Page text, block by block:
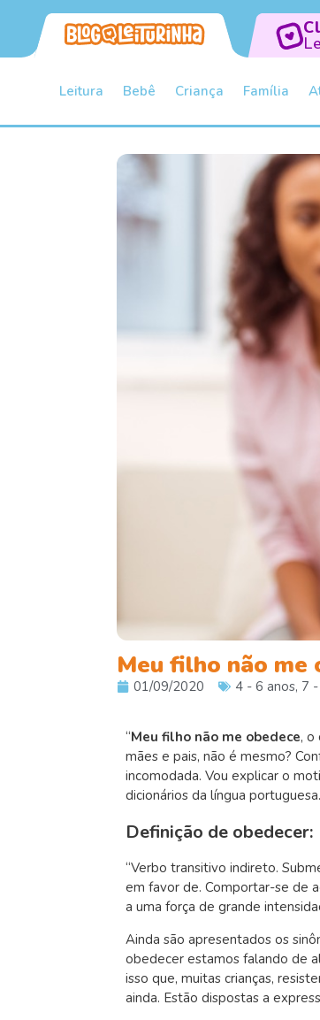
Leitura Bebê Criança Família
Meu filho não me
01/09/2020 4 - 6 anos, 7
“Meu filho não me obedece, o
mães e pais, não é mesmo?
incomodada. Vou explicar o
dicionários da língua portuguesa.
Definição de obedecer:
“Verbo transitivo indireto.
em favor de. Comportar-se de
a uma força de grande
Ainda são apresentados os
obedecer estamos falando de
isso que, muitas crianças,
ainda. Estão dispostas a